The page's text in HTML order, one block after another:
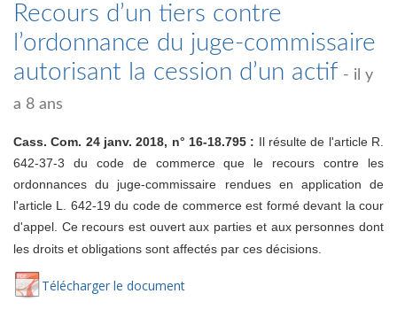
Recours d’un tiers contre
l’ordonnance du juge-commissaire
autorisant la cession d’un actif - il y
a 8 ans
Cass. Com. 24 janv. 2018, n° 16-18.795 : Il résulte de l'article R.
642-37-3 du code de commerce que le recours contre les
ordonnances du juge-commissaire rendues en application de
l'article L. 642-19 du code de commerce est formé devant la cour
d'appel. Ce recours est ouvert aux parties et aux personnes dont
les droits et obligations sont affectés par ces décisions.
Télécharger le document